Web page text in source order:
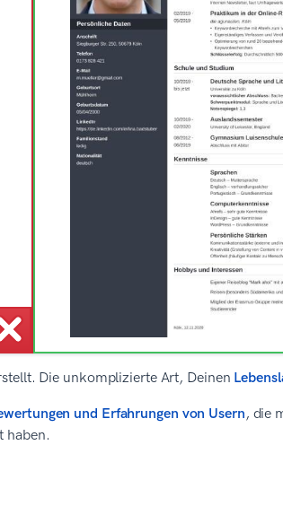
Die unkomplizierte Art, Deinen
und Erfahrungen von Usern, die
haben.